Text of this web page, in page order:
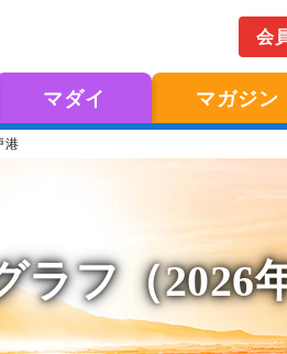
会
マダイ マガジン
港
ラフ（2026